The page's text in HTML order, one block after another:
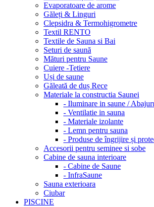
Evaporatoare de arome
Găleți & Linguri
Clepsidra & Termohigrometre
Textil RENTO
Textile de Sauna si Bai
Seturi de saună
Mături pentru Saune
Cuiere -Tetiere
Uși de saune
Găleată de duș Rece
Materiale la constructia Saunei
- Iluminare in saune /
- Ventilatie in sauna
- Materiale izolante
- Lemn pentru sauna
- Produse de îngrijire și
Accesorii pentru seminee si sobe
Cabine de sauna interioare
- Cabine de Saune
- InfraSaune
Sauna exterioara
Ciubar
PISCINE